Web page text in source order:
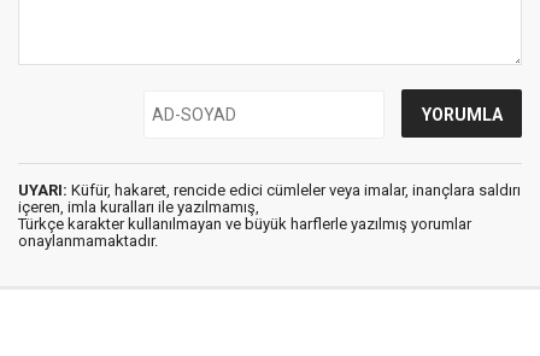
UYARI: Küfür, hakaret, rencide edici cümleler veya imalar, inançlara saldırı
içeren, imla kuralları ile yazılmamış,
Türkçe karakter kullanılmayan ve büyük harflerle yazılmış yorumlar
onaylanmamaktadır.